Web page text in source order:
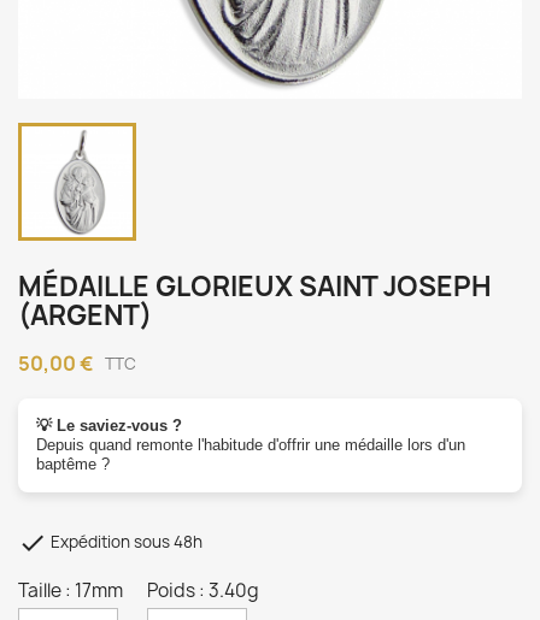
MÉDAILLE GLORIEUX SAINT JOSEPH
(ARGENT)
50,00 € TTC
💡 Le saviez-vous ?
Depuis quand remonte l'habitude d'offrir une médaille lors d'un
baptême ?
 Expédition sous 48h
Taille : 17mm Poids : 3.40g